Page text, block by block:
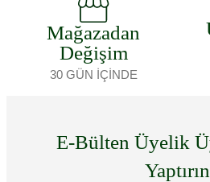
Mağazadan
Değişim
30 GÜN İÇİNDE
E-Bülten Üyelik